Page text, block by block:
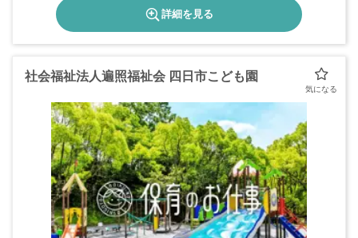
詳細を見る
社会福祉法人遍照福祉会 四日市こども園